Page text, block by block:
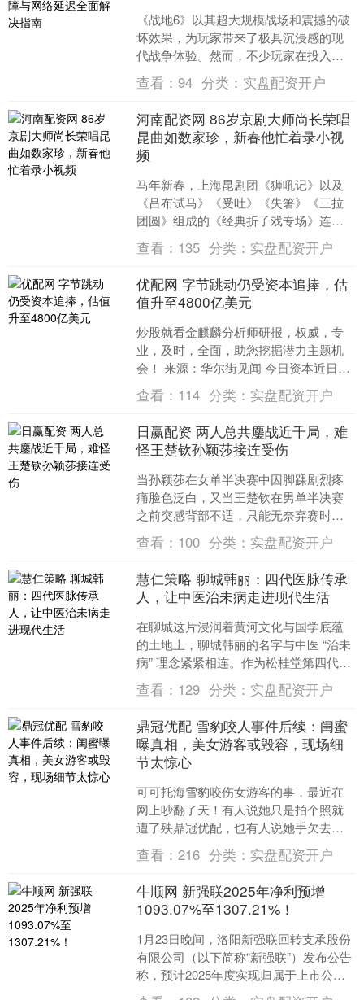
《战地6》以其超大规模战场和震撼的破
坏效果，为玩家带来了极具沉浸感的现
代战争体验。然而，不少玩家在投入战
斗前却遭遇了两大难题：Secure
Boot（安全启动）....
查看：94 分类： 实盘配资开户
河南配资网 86岁京剧大师尚长荣唱
昆曲如数家珍，新春他忙着录小视
频
马年新春，上海昆剧团《狮吼记》以及
《吕布试马》《受吐》《失箸》《三拉
团圆》组成的《经典折子戏专场》连续
两天登陆天蟾逸夫舞台，深受欢迎。86
岁表演艺术家尚长荣看完....
查看： 135 分类： 实盘配资开户
优配网 字节跳动仍受资本追捧，估
值升至4800亿美元
炒股就看金麒麟分析师研报，权威，专
业，及时，全面，助您挖掘潜力主题机
会！ 来源：华尔街见闻 今日资本近日通
过股权拍卖，以约4800亿美元估值从字
节跳动早期投资方....
查看： 114 分类： 实盘配资开户
日赢配资 两人总共鏖战近千局，难
怪王楚钦孙颖莎接连受伤
当孙颖莎在女单半决赛中因脚踝剧烈疼
痛脸色泛白，又当王楚钦在男单半决赛
之前突感背部不适，只能无奈弃赛时，
香港红磡体育馆的嘈杂瞬间陷入安静。
这样的状况绝非偶然，而是....
查看： 100 分类： 实盘配资开户
慧仁策略 聊城韩丽：四代医脉传承
人，让中医治未病走进现代生活
在聊城这片浸润着黄河文化与国学底蕴
的土地上，聊城韩丽的名字与中医 “治未
病” 理念紧紧相连。作为松桂堂第四代传
人、双硕士学位加持的中医创新者，她
用年轻的视角激活....
查看： 129 分类： 实盘配资开户
鼎冠优配 雪豹咬人事件后续：闺蜜
曝真相，美女游客或毁容，现场细
节太惊心
可可托海雪豹咬伤女游客的事，最近在
网上吵翻了天！有人说她只是拍个照就
遭了殃鼎冠优配，也有人说她手欠去摸
雪豹才被扑，各种说法满天飞。直到一
位疑似伤者闺蜜的网友站出....
查看：216 分类： 实盘配资开户
牛顺网 新强联2025年净利预增
1093.07%至1307.21%！
1月23日晚间，洛阳新强联回转支承股份
有限公司（以下简称“新强联”）发布公告
称，预计2025年度实现归属于上市公司
股东的净利润为7.8亿元至9.2亿元，同比